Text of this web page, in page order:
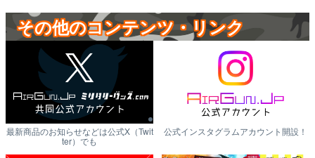
その他のコンテンツ・リンク
最新商品のお知らせなどは公式X（Twit
ter）でも
公式インスタグラムアカウント開設！